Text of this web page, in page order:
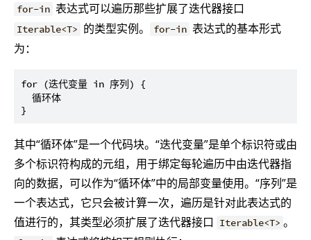
for-in 表达式可以遍历那些扩展了迭代器接口
Iterable<T> 的类型实例。 for-in 表达式的基本形式
为：
for (迭代变量 in 序列) {
  循环体
其中“循环体”是一个代码块。“迭代变量”是单个标识符或由
多个标识符构成的元组，用于绑定每轮遍历中由迭代器指
向的数据，可以作为“循环体”中的局部变量使用。“序列”是
一个表达式，它只会被计算一次，遍历是针对此表达式的
值进行的，其类型必须扩展了迭代器接口
Iterable<T> 。